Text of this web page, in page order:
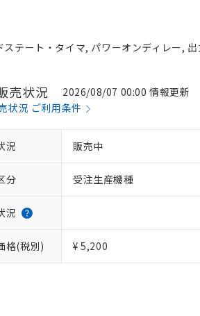
ステート・タイマ, パワーオンディレー,
売状況
2026/08/07 00:00 情報更新
状況 ご利用条件
況 販売中
分 受注生産機種
況
格(税別) ¥ 5,200